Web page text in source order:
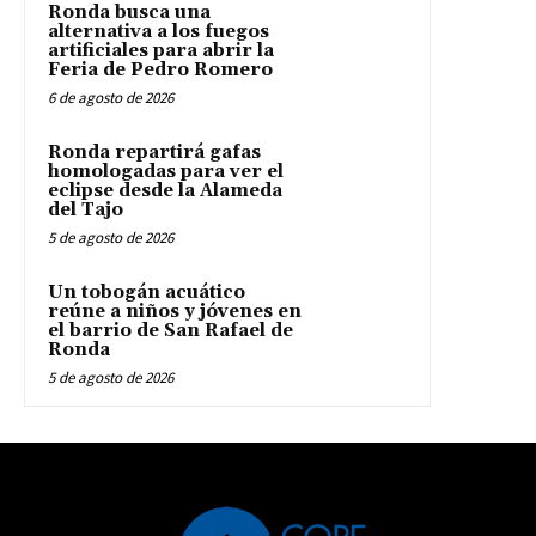
Ronda busca una
alternativa a los fuegos
artificiales para abrir la
Feria de Pedro Romero
6 de agosto de 2026
Ronda repartirá gafas
homologadas para ver el
eclipse desde la Alameda
del Tajo
5 de agosto de 2026
Un tobogán acuático
reúne a niños y jóvenes en
el barrio de San Rafael de
Ronda
5 de agosto de 2026